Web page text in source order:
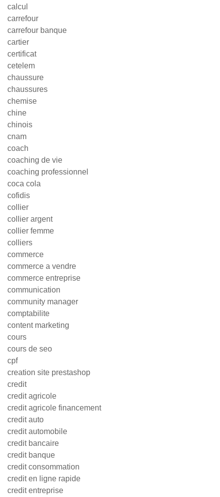
calcul
carrefour
carrefour banque
cartier
certificat
cetelem
chaussure
chaussures
chemise
chine
chinois
cnam
coach
coaching de vie
coaching professionnel
coca cola
cofidis
collier
collier argent
collier femme
colliers
commerce
commerce a vendre
commerce entreprise
communication
community manager
comptabilite
content marketing
cours
cours de seo
cpf
creation site prestashop
credit
credit agricole
credit agricole financement
credit auto
credit automobile
credit bancaire
credit banque
credit consommation
credit en ligne rapide
credit entreprise